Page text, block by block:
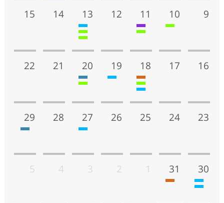
15 14 13 12 11 10 9
22 21 20 19 18 17 16
29 28 27 26 25 24 23
5 4 3 2 1 31 30